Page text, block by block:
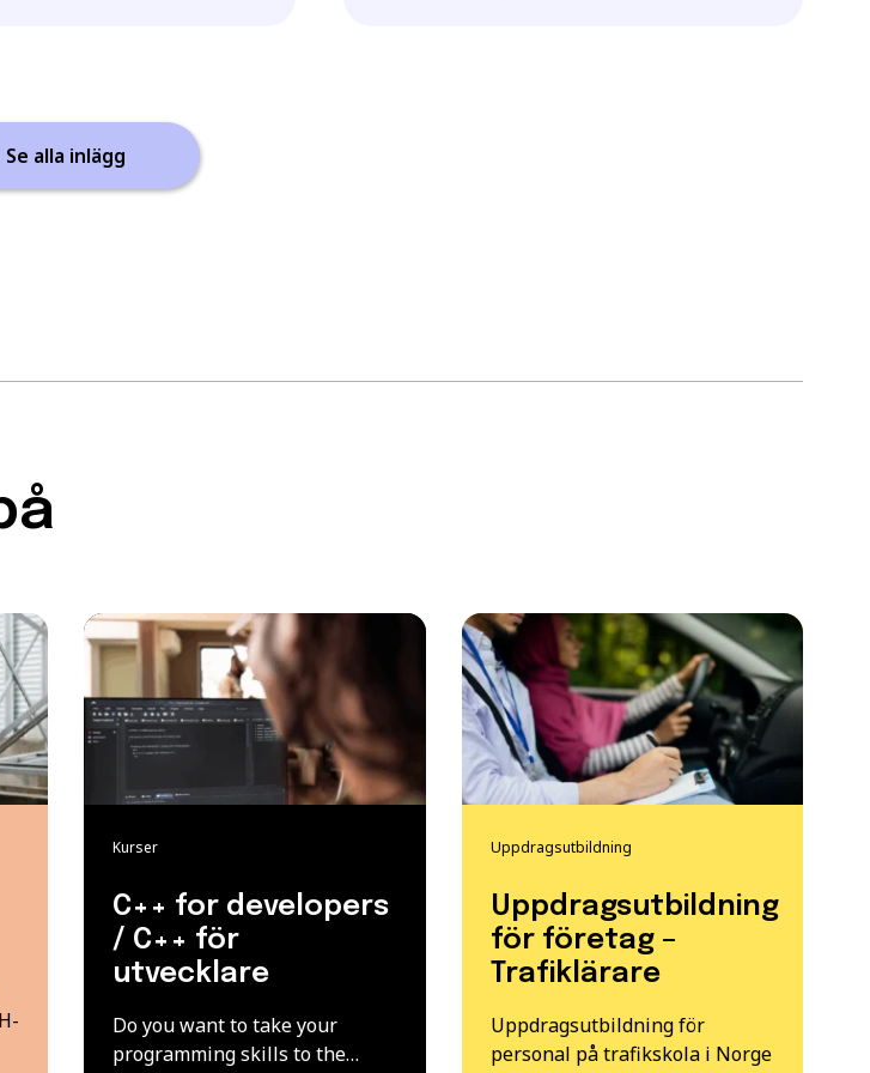
Se alla inlägg
Kurser
C++ for developers
/ C++ för
utvecklare
Do you want to take your
programming skills to the…
Uppdragsutbildning
Uppdragsutbildning
för företag –
Trafiklärare
Uppdragsutbildning för
personal på trafikskola i Norge